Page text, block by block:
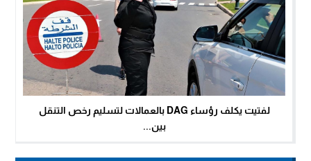
لفتيت يكلف رؤساء DAG بالعمالات لتسليم رخص التنقل
بين...